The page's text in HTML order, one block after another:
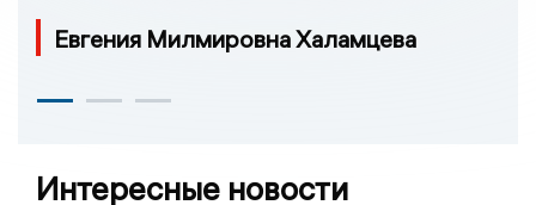
Евгения Милмировна Халамцева
Интересные новости